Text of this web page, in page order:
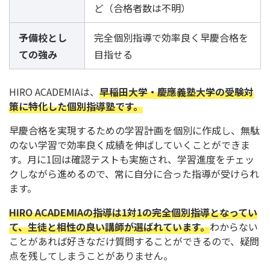
ど（合格者数は不明）
予備校とし
ての強み
完全個別指導で効率良く早慶合格を
目指せる
HIRO ACADEMIAは、 早稲田大学・慶應義塾大学の受験対
策に特化した個別指導塾です。
早慶合格を実現するための学習計画を個別に作成し、無駄
のない学習で効率良く成績を伸ばしていくことができま
す。月に1回は確認テストも実施され、学習進度をチェッ
クしながら進めるので、常に自分に合った指導が受けられ
ます。
HIRO ACADEMIAの指導は1対1の完全個別指導となってい
て、生徒と相性の良い講師が選ばれています。わからない
ことがあれば好きなだけ質問することができるので、疑問
点を残してしまうことがありません。